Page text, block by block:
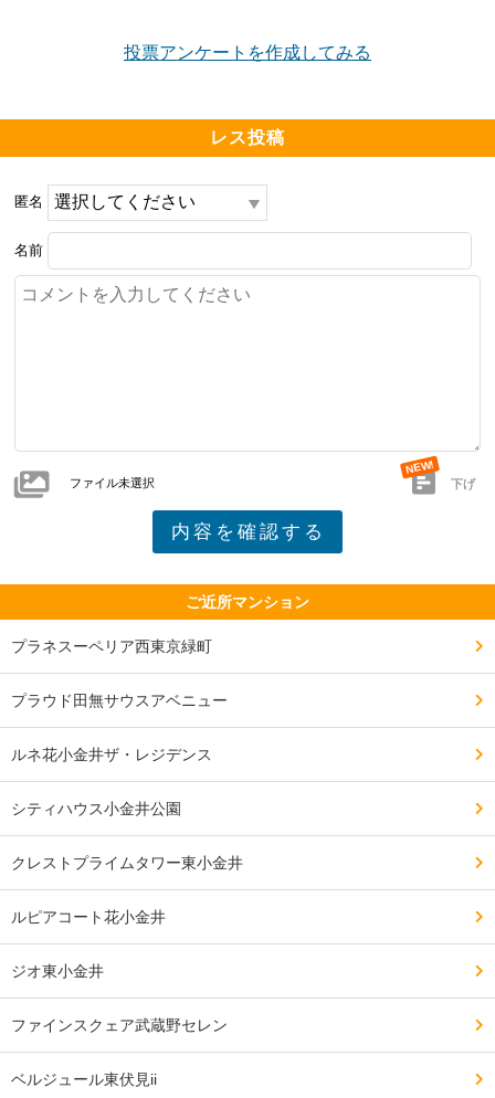
投票アンケートを作成してみる
レス投稿
匿名
名前
ファイル未選択 下げ
ご近所マンション
プラネスーペリア西東京緑町
プラウド田無サウスアベニュー
ルネ花小金井ザ・レジデンス
シティハウス小金井公園
クレストプライムタワー東小金井
ルピアコート花小金井
ジオ東小金井
ファインスクェア武蔵野セレン
ベルジュール東伏見ii